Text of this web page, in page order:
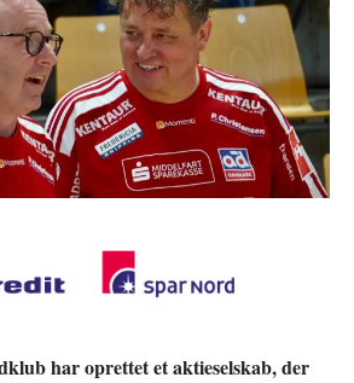
har oprettet et aktieselskab, der